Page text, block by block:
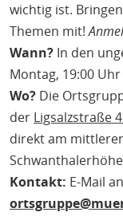
wichtig ist.
Themen mit!
Wann? In den
Montag, 19:00 Uhr
Wo? Die
der Ligsalzstraße
direkt am
Kontakt: E-Mail